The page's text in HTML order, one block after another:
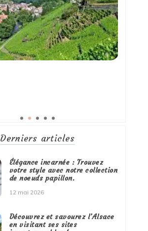
Derniers articles
Élégance incarnée : Trouvez
votre style avec notre collection
de noeuds papillon.
12 mai 2026
Découvrez et savourez l’Alsace
en visitant ses sites